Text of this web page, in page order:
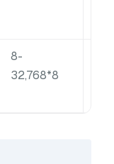
8-
32,768*8